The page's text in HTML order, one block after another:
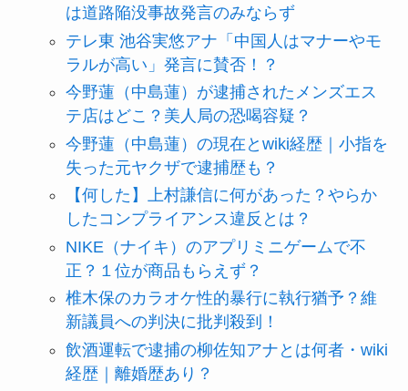
は道路陥没事故発言のみならず
テレ東 池谷実悠アナ「中国人はマナーやモ
ラルが高い」発言に賛否！？
今野蓮（中島蓮）が逮捕されたメンズエス
テ店はどこ？美人局の恐喝容疑？
今野蓮（中島蓮）の現在とwiki経歴｜小指を
失った元ヤクザで逮捕歴も？
【何した】上村謙信に何があった？やらか
したコンプライアンス違反とは？
NIKE（ナイキ）のアプリミニゲームで不
正？１位が商品もらえず？
椎木保のカラオケ性的暴行に執行猶予？維
新議員への判決に批判殺到！
飲酒運転で逮捕の柳佐知アナとは何者・wiki
経歴｜離婚歴あり？